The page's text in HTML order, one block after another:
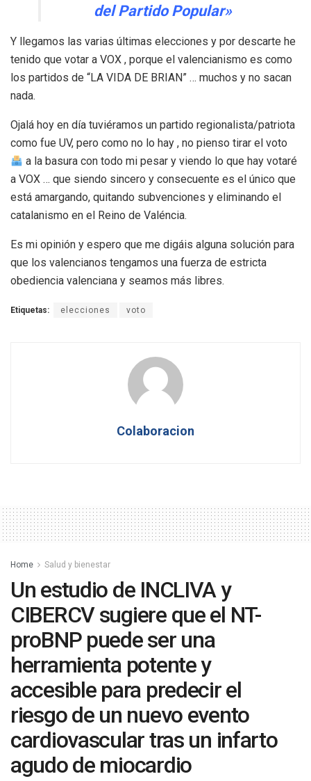
del Partido Popular»
Y llegamos las varias últimas elecciones y por descarte he
tenido que votar a VOX , porque el valencianismo es como
los partidos de “LA VIDA DE BRIAN” … muchos y no sacan
nada.
Ojalá hoy en día tuviéramos un partido regionalista/patriota
como fue UV, pero como no lo hay , no pienso tirar el voto
a la basura con todo mi pesar y viendo lo que hay votaré
a VOX … que siendo sincero y consecuente es el único que
está amargando, quitando subvenciones y eliminando el
catalanismo en el Reino de Valéncia.
Es mi opinión y espero que me digáis alguna solución para
que los valencianos tengamos una fuerza de estricta
obediencia valenciana y seamos más libres.
Etiquetas: elecciones voto
Colaboracion
Home Salud y bienestar
Un estudio de INCLIVA y
CIBERCV sugiere que el NT-
proBNP puede ser una
herramienta potente y
accesible para predecir el
riesgo de un nuevo evento
cardiovascular tras un infarto
agudo de miocardio